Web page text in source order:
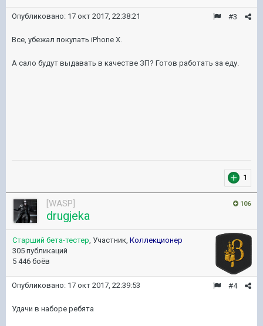
#3
Опубликовано: 17 окт 2017, 22:38:21
Все, убежал покупать iPhone X.
А сало будут выдавать в качестве ЗП? Готов работать за еду.
1
106
[WASP]
drugjeka
Старший бета-тестер, Участник, Коллекционер
305 публикаций
5 446 боёв
#4
Опубликовано: 17 окт 2017, 22:39:53
Удачи в наборе ребята